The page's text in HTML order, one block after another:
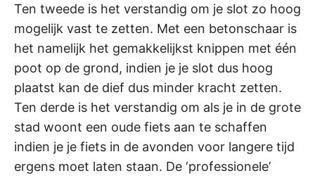
Ten tweede is het verstandig om je slot zo hoog
mogelijk vast te zetten. Met een betonschaar is
het namelijk het gemakkelijkst knippen met één
poot op de grond, indien je je slot dus hoog
plaatst kan de dief dus minder kracht zetten.
Ten derde is het verstandig om als je in de grote
stad woont een oude fiets aan te schaffen
indien je je fiets in de avonden voor langere tijd
ergens moet laten staan. De ‘professionele’